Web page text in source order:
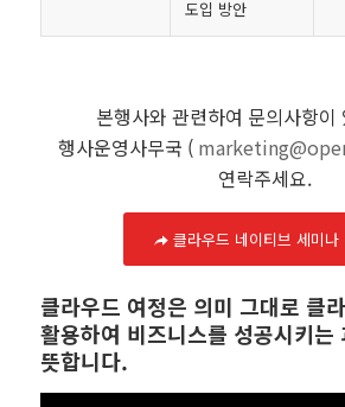
도입 방안
본행사와 관련하여 문의사항이
행사운영사무국 (
연락주세요.
클라우드 네이티브 세미나
클라우드 여정은 의미 그대로 클
활용하여 비즈니스를 성공시키는
뜻합니다.